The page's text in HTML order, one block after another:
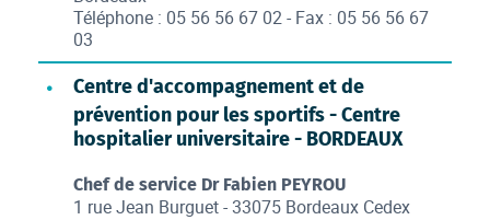
Téléphone : 05 56 56 67 02 - Fax : 05 56 56 67
03
Centre d'accompagnement et de
prévention pour les sportifs - Centre
hospitalier universitaire - BORDEAUX
Chef de service Dr Fabien PEYROU
1 rue Jean Burguet - 33075 Bordeaux Cedex